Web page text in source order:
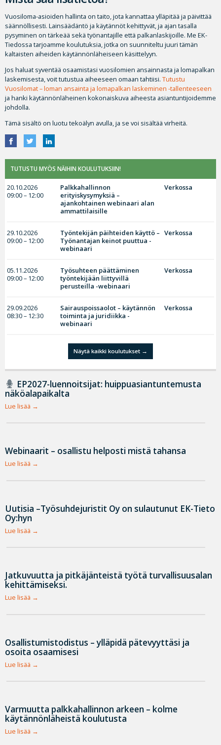
Vuosiloma-asioiden hallinta on taito, jota kannattaa ylläpitää ja päivittää
säännöllisesti. Lainsäädäntö ja käytännöt kehittyvät, ja ajan tasalla
pysyminen on tärkeää sekä työnantajille että palkanlaskijoille. Me EK-
Tiedossa tarjoamme koulutuksia, jotka on suunniteltu juuri tämän
kaltaisten aiheiden käytännönläheiseen käsittelyyn.
Jos haluat syventää osaamistasi vuosilomien ansainnasta ja lomapalkan
laskemisesta, voit tutustua aiheeseen omaan tahtiisi. Tutustu
Vuosilomat – loman ansainta ja lomapalkan laskeminen -tallenteeseen
ja hanki käytännönläheinen kokonaiskuva aiheesta asiantuntijoidemme
johdolla.
Tämä sisältö on luotu tekoälyn avulla, ja se voi sisältää virheitä.
TUTUSTU MYÖS NÄIHIN KOULUTUKSIIN!
20.10.2026
09:00 – 12:00
Palkkahallinnon
erityiskysymyksiä –
ajankohtainen webinaari alan
ammattilaisille
Verkossa
29.10.2026
09:00 – 12:00
Työntekijän päihteiden käyttö –
Työnantajan keinot puuttua -
webinaari
Verkossa
05.11.2026
09:00 – 12:00
Työsuhteen päättäminen
työntekijään liittyvillä
perusteilla -webinaari
Verkossa
29.09.2026
08:30 – 12:30
Sairauspoissaolot – käytännön
toiminta ja juridiikka -
webinaari
Verkossa
Näytä kaikki koulutukset
EP2027-luennoitsijat: huippuasiantuntemusta
näköalapaikalta
Lue lisää
Webinaarit – osallistu helposti mistä tahansa
Lue lisää
Uutisia –Työsuhdejuristit Oy on sulautunut EK-Tieto
Oy:hyn
Lue lisää
Jatkuvuutta ja pitkäjänteistä työtä turvallisuusalan
kehittämiseksi.
Lue lisää
Osallistumistodistus – ylläpidä pätevyyttäsi ja
osoita osaamisesi
Lue lisää
Varmuutta palkkahallinnon arkeen – kolme
käytännönläheistä koulutusta
Lue lisää